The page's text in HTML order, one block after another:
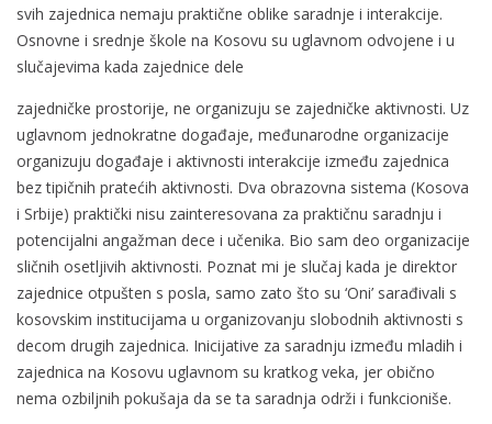
svih zajednica nemaju praktične oblike saradnje i interakcije.
Osnovne i srednje škole na Kosovu su uglavnom odvojene i u
slučajevima kada zajednice dele
zajedničke prostorije, ne organizuju se zajedničke aktivnosti. Uz
uglavnom jednokratne događaje, međunarodne organizacije
organizuju događaje i aktivnosti interakcije između zajednica
bez tipičnih pratećih aktivnosti. Dva obrazovna sistema (Kosova
i Srbije) praktički nisu zainteresovana za praktičnu saradnju i
potencijalni angažman dece i učenika. Bio sam deo organizacije
sličnih osetljivih aktivnosti. Poznat mi je slučaj kada je direktor
zajednice otpušten s posla, samo zato što su ‘Oni’ sarađivali s
kosovskim institucijama u organizovanju slobodnih aktivnosti s
decom drugih zajednica. Inicijative za saradnju između mladih i
zajednica na Kosovu uglavnom su kratkog veka, jer obično
nema ozbiljnih pokušaja da se ta saradnja održi i funkcioniše.